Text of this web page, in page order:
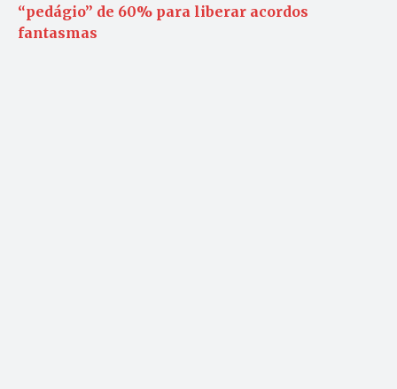
“pedágio” de 60% para liberar acordos
fantasmas